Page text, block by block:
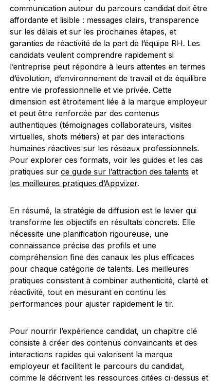
communication autour du parcours candidat doit être
affordante et lisible : messages clairs, transparence
sur les délais et sur les prochaines étapes, et
garanties de réactivité de la part de l’équipe RH. Les
candidats veulent comprendre rapidement si
l’entreprise peut répondre à leurs attentes en termes
d’évolution, d’environnement de travail et de équilibre
entre vie professionnelle et vie privée. Cette
dimension est étroitement liée à la marque employeur
et peut être renforcée par des contenus
authentiques (témoignages collaborateurs, visites
virtuelles, shots métiers) et par des interactions
humaines réactives sur les réseaux professionnels.
Pour explorer ces formats, voir les guides et les cas
pratiques sur ce guide sur l’attraction des talents et
les meilleures pratiques d’Appvizer.
En résumé, la stratégie de diffusion est le levier qui
transforme les objectifs en résultats concrets. Elle
nécessite une planification rigoureuse, une
connaissance précise des profils et une
compréhension fine des canaux les plus efficaces
pour chaque catégorie de talents. Les meilleures
pratiques consistent à combiner authenticité, clarté et
réactivité, tout en mesurant en continu les
performances pour ajuster rapidement le tir.
Pour nourrir l’expérience candidat, un chapitre clé
consiste à créer des contenus convaincants et des
interactions rapides qui valorisent la marque
employeur et facilitent le parcours du candidat,
comme le décrivent les ressources citées ci-dessus et